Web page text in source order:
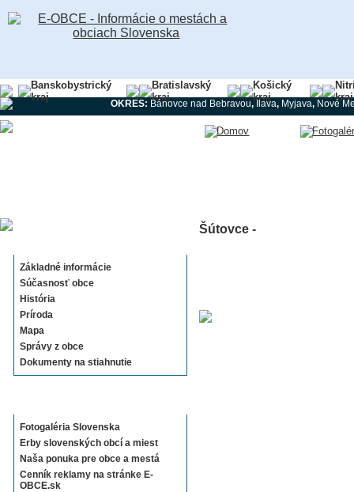
Banskobystrický
kraj
Bratislavský
kraj
Košický
kraj
kraj
OKRES: Bánovce nad Bebravou, Ilava, Myjava, Nové
Základné informácie
Súčasnosť obce
História
Príroda
Mapa
Správy z obce
Dokumenty na stiahnutie
Fotogaléria Slovenska
Erby slovenských obcí a miest
Naša ponuka pre obce a mestá
Cenník reklamy na stránke E-
OBCE.sk
Šútovce -